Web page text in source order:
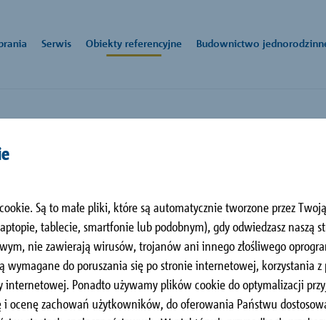
Są to małe pliki, które są automatycznie tworzone przez
tablecie, smartfonie lub podobnym), gdy odwiedzasz naszą
nie zawierają wirusów, trojanów ani innego złośliwego
wymagane do poruszania się po stronie internetowej, korzystania
internetowej. Ponadto używamy plików cookie do optymalizacji
ocenę zachowań użytkowników, do oferowania Państwu
elementy konstrukcji
Stropy Schody
elementów budowlanych służących do racjonalizacji na
firma Schöck oferuje innowacyjne produkty i systemy w
tłumienia odgłosów kroków i techniki zbrojenia.
BIM
Serwis Obiekty referencyjne
Pobierowo, PL
Budownictwo
i Schöck Isolink® ułatwią Ci to
14,
33
ul.
43-
+48